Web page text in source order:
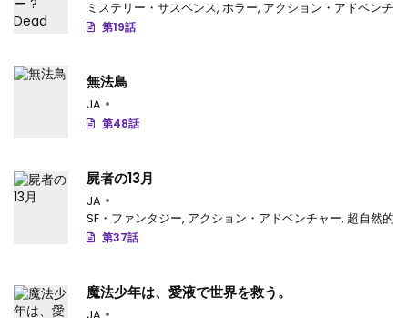
ミステリー・サスペンス, ホラー, アクション・アドベンチャ
第19話
無法鳥
JA
第48話
屍者の13月
JA
SF・ファンタジー, アクション・アドベンチャー, 超自然的
第37話
魔法少年は、愛液で世界を救う。